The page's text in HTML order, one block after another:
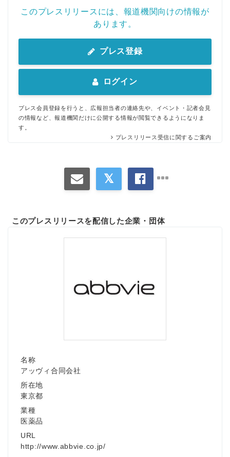
このプレスリリースには、報道機関向けの情報が
あります。
プレス登録
ログイン
プレス会員登録を行うと、広報担当者の連絡先や、イベント・記者会見
の情報など、報道機関だけに公開する情報が閲覧できるようになりま
す。
プレスリリース受信に関するご案内
このプレスリリースを配信した企業・団体
名称
アッヴィ合同会社
所在地
東京都
業種
医薬品
URL
http://www.abbvie.co.jp/